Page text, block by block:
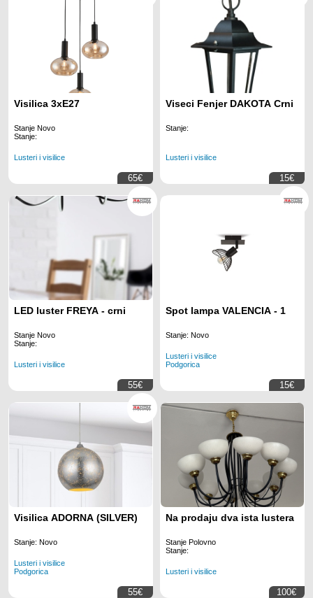
Visilica 3xE27
Stanje Novo
Stanje:
Lusteri i visilice
65€
Viseci Fenjer DAKOTA Crni
Stanje:
Lusteri i visilice
15€
LED luster FREYA - crni
Stanje Novo
Stanje:
Lusteri i visilice
55€
Spot lampa VALENCIA - 1
Stanje: Novo
Lusteri i visilice
Podgorica
15€
Visilica ADORNA (SILVER)
Stanje: Novo
Lusteri i visilice
Podgorica
55€
Na prodaju dva ista lustera
Stanje Polovno
Stanje:
Lusteri i visilice
100€